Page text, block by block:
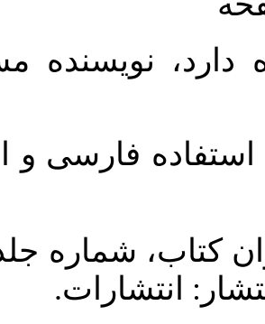
نویسنده
استفاده فارسی و
کتاب، شماره
انتشارات.